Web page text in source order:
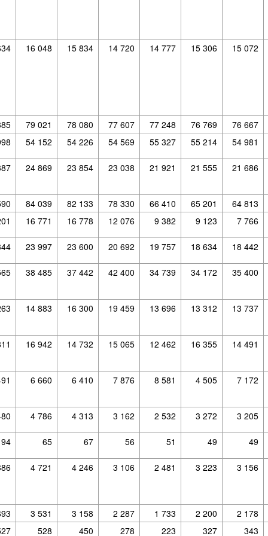
16 048 15 834 14 720 14 777 15 306 15 072
79 021 78 080 77 607 77 248 76 769
76 667
54 152 54 226 54 569 55 327 55 214 54 981
24 869 23 854 23 038 21 921 21 555 21 686
84 039 82 133 78 330 66 410 65 201
64 813
16 771 16 778 12 076 9 382 9 123 7 766
23 997 23 600 20 692 19 757 18 634 18 442
38 485 37 442 42 400 34 739 34 172 35 400
14 883 16 300 19 459 13 696 13 312 13 737
16 942 14 732 15 065 12 462 16 355 14 491
6 660 6 410 7 876 8 581 4 505 7 172
4 786 4 313 3 162 2 532 3 272 3 205
94 65 67 56 51 49 49
4 721 4 246 3 106 2 481 3 223 3 156
3 531 3 158 2 287 1 733 2 200
2 178
528 450 278 223 327 343